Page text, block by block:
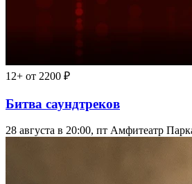
12+ от 2200 ₽
Битва саундтреков
28 августа в 20:00, пт Амфитеатр